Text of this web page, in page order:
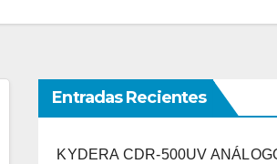
Entradas Recientes
KYDERA CDR-500UV